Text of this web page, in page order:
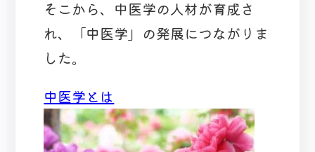
そこから、中医学の人材が育成さ
れ、「中医学」の発展につながりま
した。
中医学とは